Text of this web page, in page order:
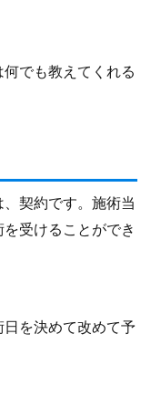
でも教えてくれる
契約です。施術当
受けることができ
を決めて改めて予